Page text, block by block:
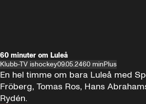
60 minuter om Luleå
Klubb-TV ishockey09.05.2460 minPlus
En hel timme om bara Luleå med
Fröberg, Tomas Ros, Hans
Rydén.